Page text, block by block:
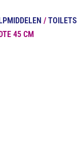
/
45 CM